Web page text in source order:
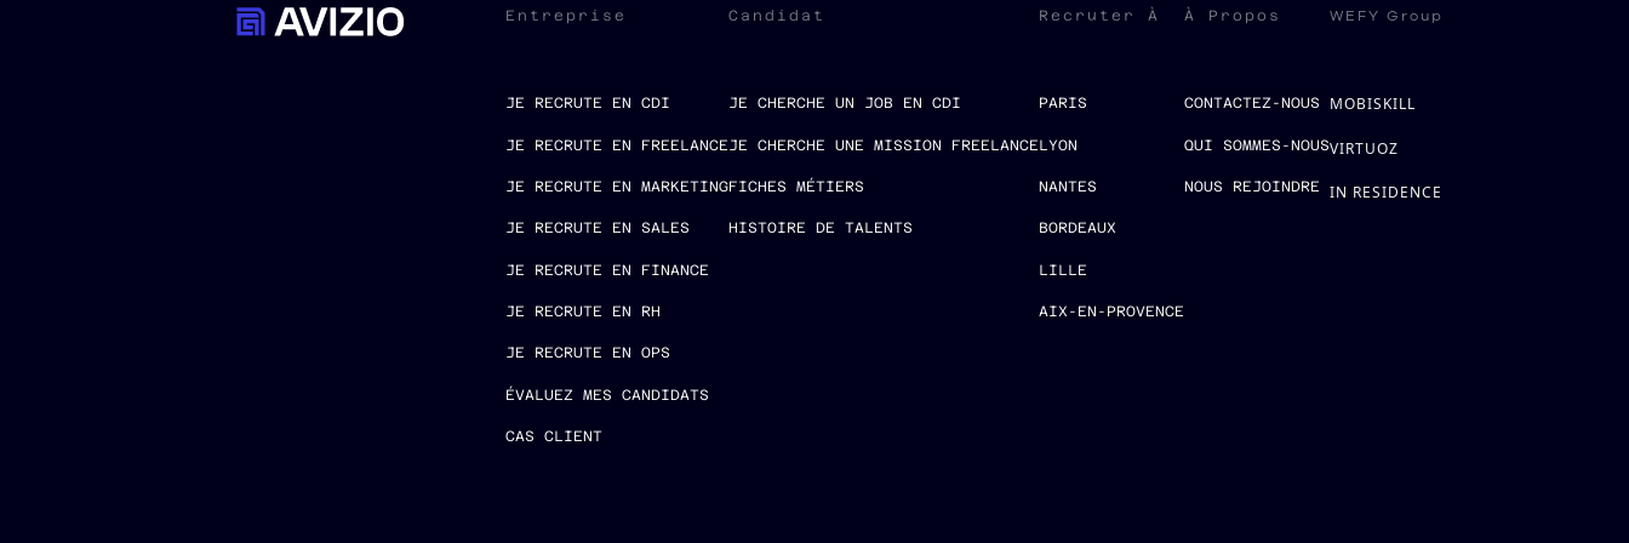
Entreprise
JE RECRUTE EN CDI
JE RECRUTE EN FREELANCE
JE RECRUTE EN MARKETING
JE RECRUTE EN SALES
JE RECRUTE EN FINANCE
JE RECRUTE EN RH
JE RECRUTE EN OPS
ÉVALUEZ MES CANDIDATS
CAS CLIENT
Candidat
JE CHERCHE UN JOB EN CDI
JE CHERCHE UNE MISSION FREELANCE
FICHES MÉTIERS
HISTOIRE DE TALENTS
Recruter À
PARIS
LYON
NANTES
BORDEAUX
LILLE
AIX-EN-PROVENCE
À Propos
CONTACTEZ-NOUS
QUI SOMMES-NOUS
NOUS REJOINDRE
WEFY Group
MOBISKILL
VIRTUOZ
IN RESIDENCE